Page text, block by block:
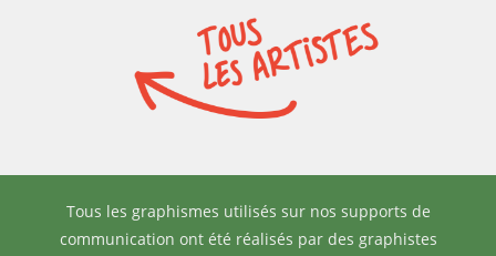
Tous les graphismes utilisés sur nos supports de
communication ont été réalisés par des graphistes